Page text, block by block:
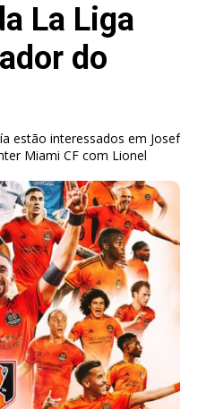
La Liga
do
estão interessados em Josef
Miami CF com Lionel